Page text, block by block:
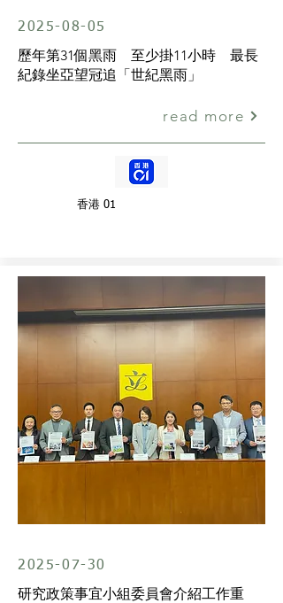
2025-08-05
歷年第31個黑雨 至少掛11小時 最長
紀錄坐亞望冠追「世紀黑雨」
read more
香港 01
2025-07-30
研究政策事宜小組委員會介紹工作重